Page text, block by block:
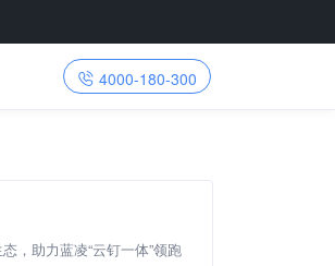
4000-180-300
，助力蓝凌“云钉一体”领跑